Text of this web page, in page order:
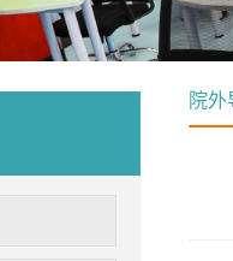
院外